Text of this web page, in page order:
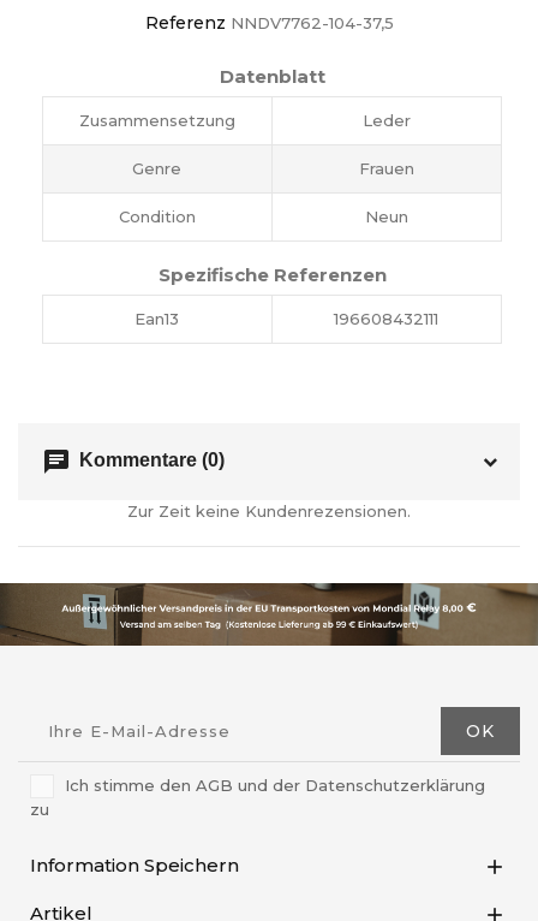
Referenz NNDV7762-104-37,5
Datenblatt
Zusammensetzung Leder
Genre Frauen
Condition Neun
Spezifische Referenzen
Ean13 196608432111
chat Kommentare (0)
Zur Zeit keine Kundenrezensionen.
Ich stimme den AGB und der Datenschutzerklärung
zu
Information Speichern 
Artikel 